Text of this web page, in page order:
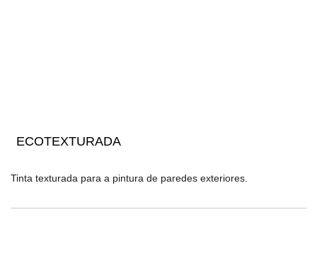
ECOTEXTURADA
Tinta texturada para a pintura de paredes exteriores.